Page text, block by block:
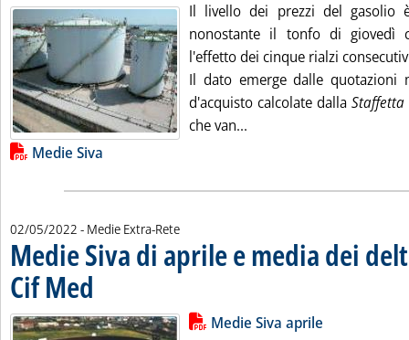
Il livello dei prezzi del gasolio
nonostante il tonfo di giovedì
l'effetto dei cinque rialzi
Il dato emerge dalle
d'acquisto calcolate dalla Staffetta
che van...
Lista allegati PDF alla notizia
Medie Siva
02/05/2022 - Medie Extra-Rete
Medie Siva di aprile e media dei
Cif Med . Pubblicata lunedì 02 maggio 2022 alle 14.4.
Leggi tutta la notizia: 'Medie
Lista allegati PDF alla notiziaMedie Siva aprile